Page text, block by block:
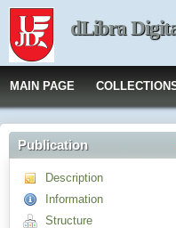
dLibra
MAIN PAGE
Publication
Description
Information
Structure